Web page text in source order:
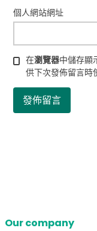
個人網站網址
在瀏覽器中儲存顯
供下次發佈留言時
Our company